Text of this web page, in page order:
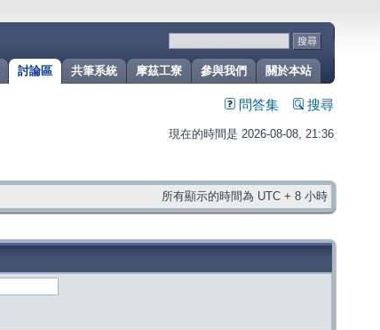
關於本站
參與我們
摩茲工寮
共筆系統
討論區
問答集 搜尋
現在的時間是 2026-08-08, 21:36
所有顯示的時間為 UTC + 8 小時